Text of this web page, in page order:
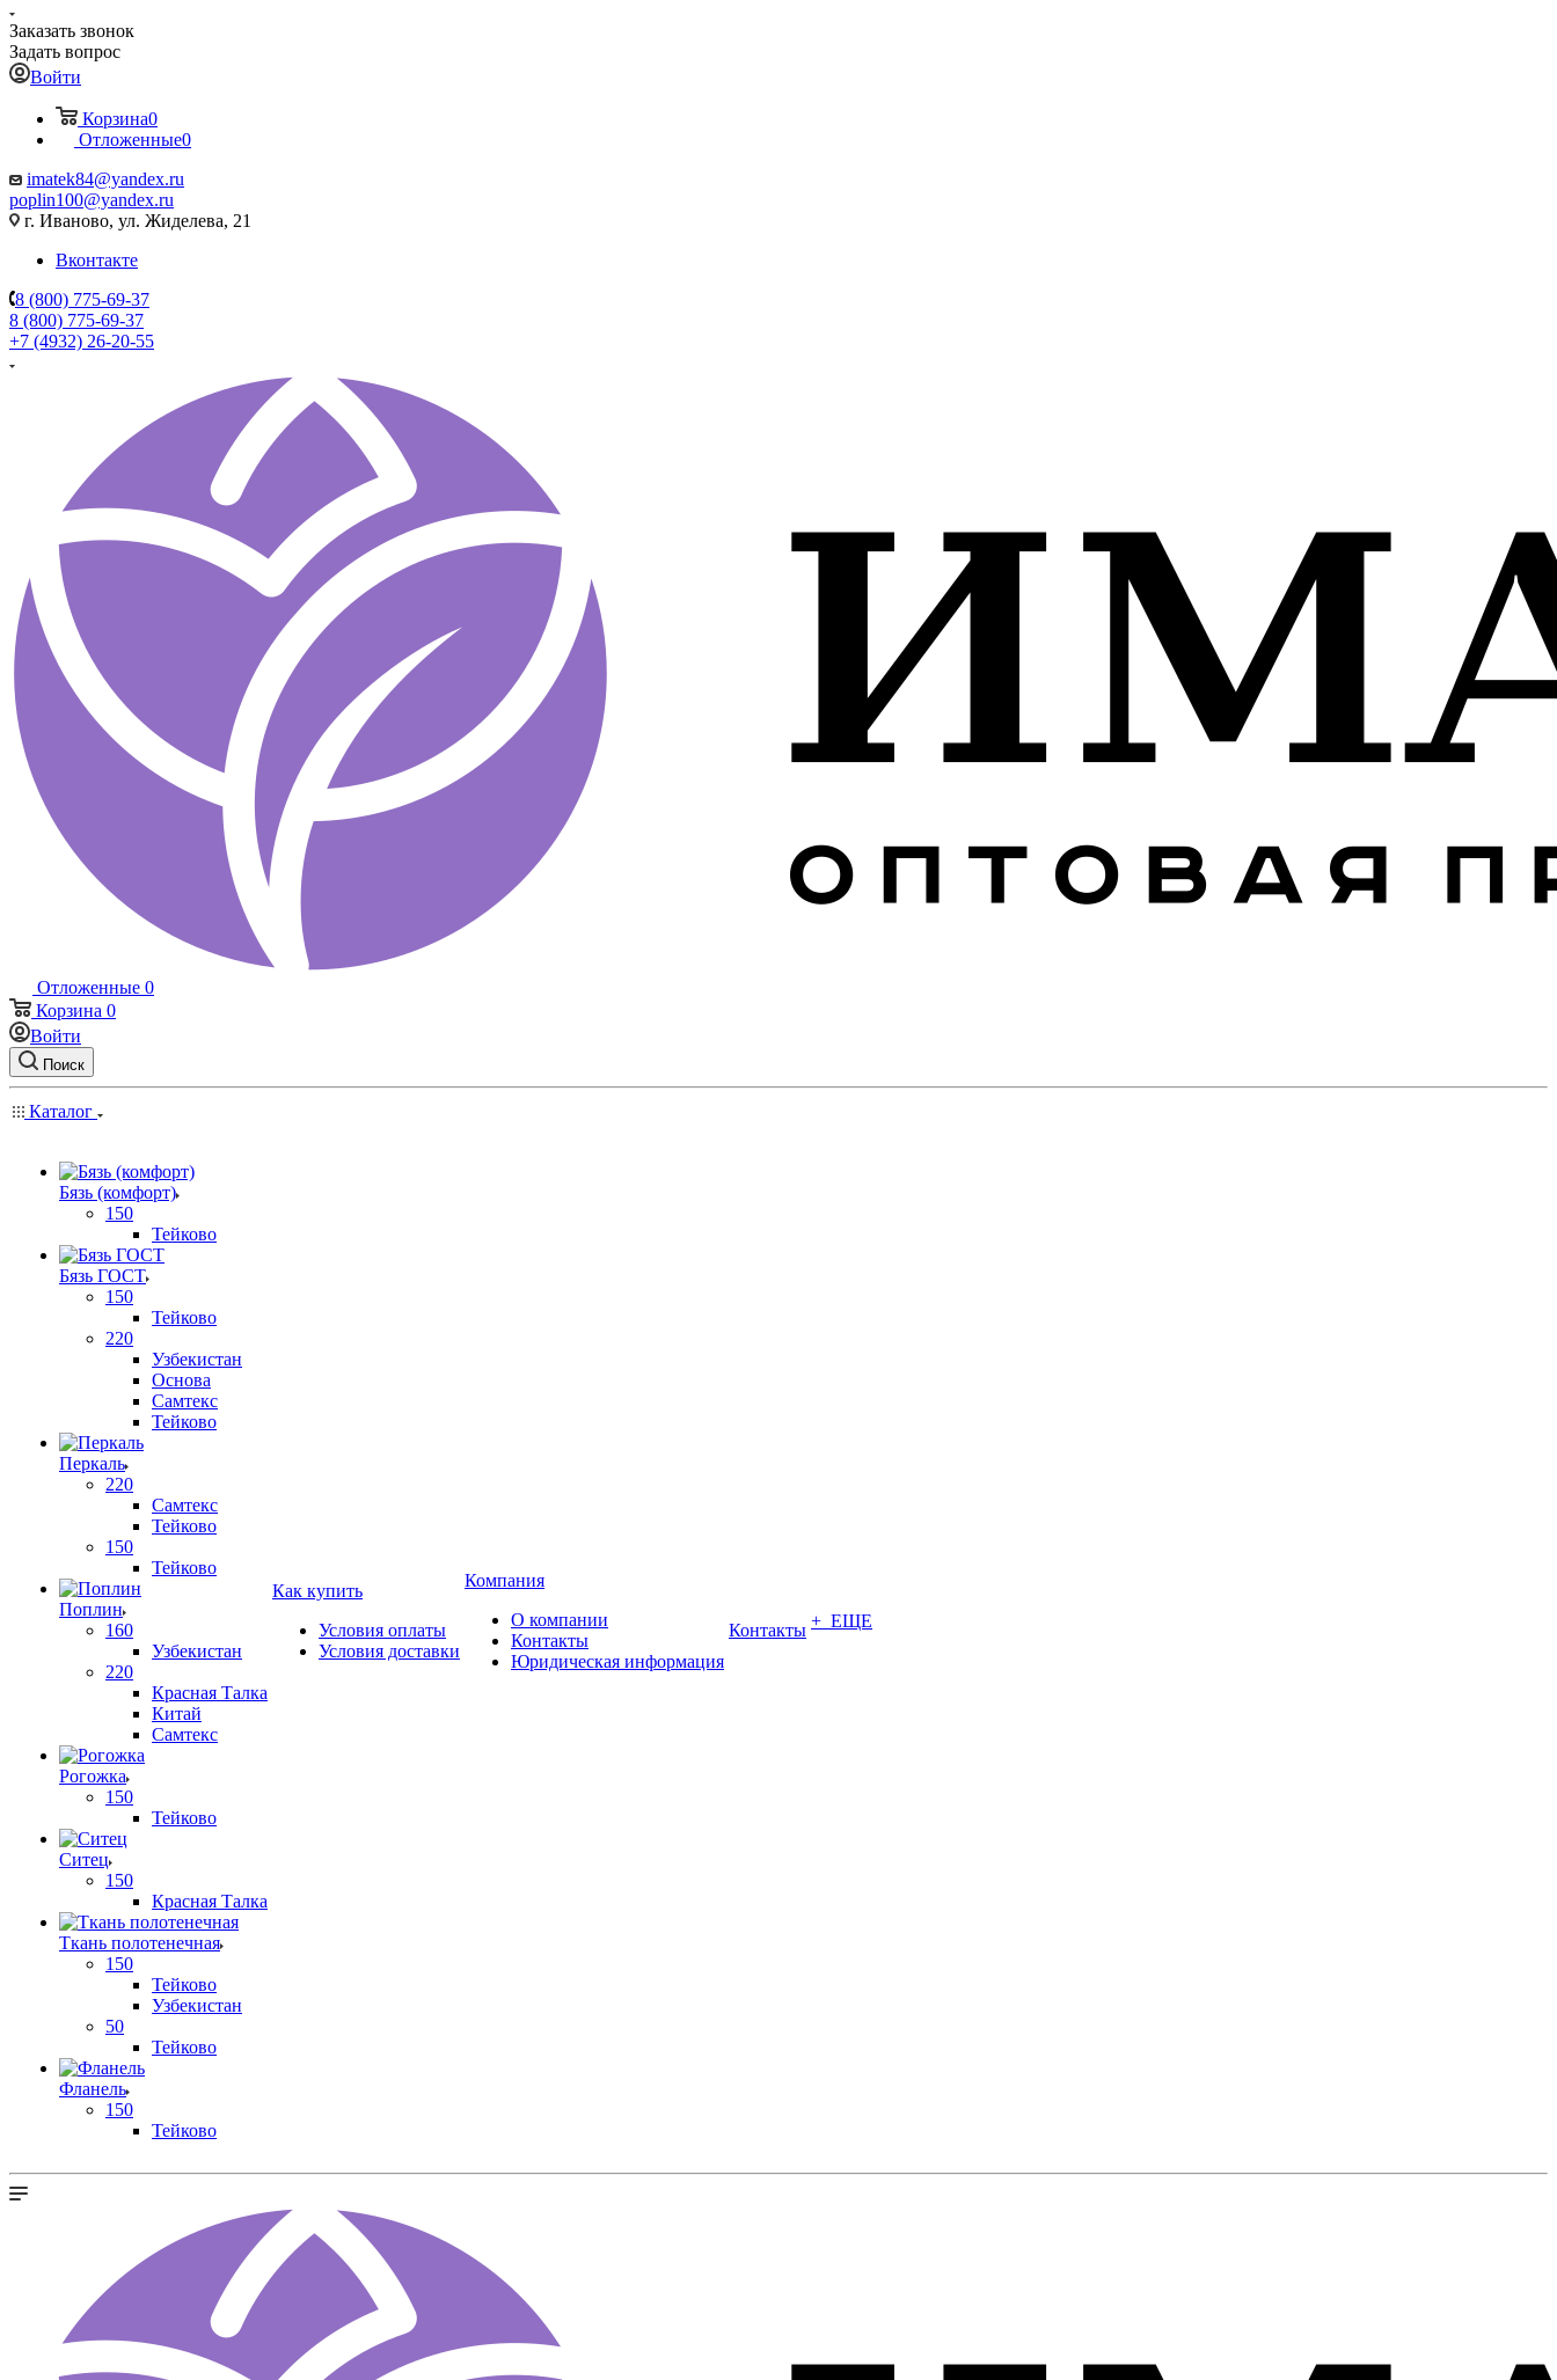
Заказать звонок
Задать вопрос
Войти
Корзина0
Отложенные0
imatek84@yandex.ru
poplin100@yandex.ru
г. Иваново, ул. Жиделева, 21
Вконтакте
8 (800) 775-69-37
8 (800) 775-69-37
+7 (4932) 26-20-55
Отложенные 0
Корзина 0
Войти
Поиск
Каталог
Бязь (комфорт)
150
Тейково
Бязь ГОСТ
150
Тейково
220
Узбекистан
Основа
Самтекс
Тейково
Перкаль
220
Самтекс
Тейково
150
Тейково
Поплин
160
Узбекистан
220
Красная Талка
Китай
Самтекс
Рогожка
150
Тейково
Ситец
150
Красная Талка
Ткань полотенечная
150
Тейково
Узбекистан
50
Тейково
Фланель
150
Тейково
Как купить
Условия оплаты
Условия доставки
Компания
О компании
Контакты
Юридическая информация
Контакты + ЕЩЕ